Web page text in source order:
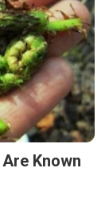
Known